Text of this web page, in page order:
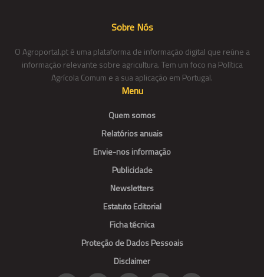
Sobre Nós
O Agroportal.pt é uma plataforma de informação digital que reúne a
informação relevante sobre agricultura. Tem um foco na Política
Agrícola Comum e a sua aplicação em Portugal.
Menu
Quem somos
Relatórios anuais
Envie-nos informação
Publicidade
Newsletters
Estatuto Editorial
Ficha técnica
Proteção de Dados Pessoais
Disclaimer